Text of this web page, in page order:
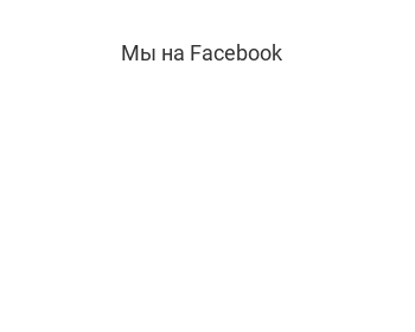
Мы на Facebook